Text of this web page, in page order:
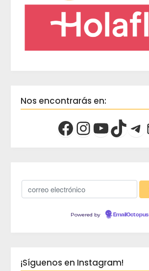
Nos encontrarás en:
Powered by EmailOctopus
¡Síguenos en Instagram!